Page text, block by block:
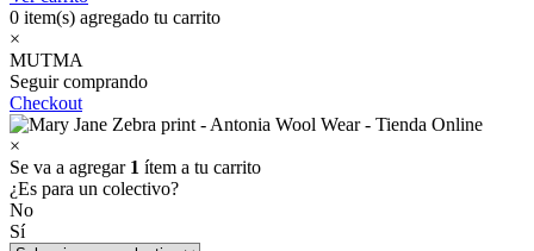
0 item(s) agregado tu carrito
×
MUTMA
Seguir comprando
Checkout
×
Se va a agregar 1 ítem a tu carrito
¿Es para un colectivo?
No
Sí